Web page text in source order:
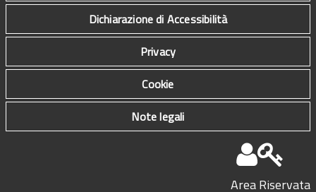
Dichiarazione di Accessibilità
Privacy
Cookie
Note legali
Area Riservata